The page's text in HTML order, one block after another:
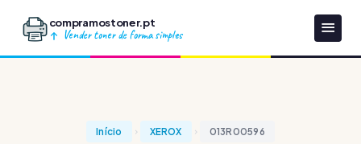
compramostoner.pt
Vender toner de forma simples
Início XEROX 013R00596